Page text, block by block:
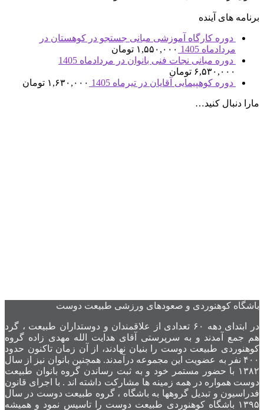
برنامه های آینده
دوره کارگاه آموزشی مبانی جستجو در کوهستان در
مردادماه 1405
۱,۵۵۰,۰۰۰ تومان
دوره مبانی نجات فنی بانوان در مردادماه 1405
۶,۵۳۰,۰۰۰ تومان
دوره کوهپیمایی آقایان در تیرماه 1405
۱,۶۳۰,۰۰۰ تومان
مارا دنبال کنید…
باشگاه کوهنوردی و صعودهای ورزشی طبیعت دوست
در ابتدای دهه ۶۰ تعدادی از علاقمندان و دوستداران طبیعت ، گرد
هم جمع آمدند و به سرپرستی آقای هدایت الله مهدی زاده گروه
کوهنوردی طبیعت دوست را بنیان نهادند، از آن زمان تاکنون حدود
۴۰۰ نفر به عضویت این مجموعه درآمدند. همچنین بانوان نیز از سال
۱۳۸۲ با حضور مستمر خود و به ثبت رساندن گروه بانوان طبیعت
دوست همواره در همه زمینه ها مشارکت داشته اند . با اجرای قانون
فدراسیون و تبدیل گروهها به باشگاه ، گروه طبیعت دوست در سال
۱۳۹۵ باشگاه کوهنوردی طبیعت دوست را تاسیس نمود و همیشه